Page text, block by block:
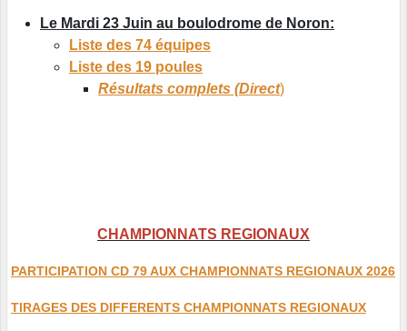
Le Mardi 23 Juin au boulodrome de Noron:
Liste des 74 équipes
Liste des 19 poules
Résultats complets (Direct)
CHAMPIONNATS REGIONAUX
PARTICIPATION CD 79 AUX CHAMPIONNATS REGIONAUX 2026
TIRAGES DES DIFFERENTS CHAMPIONNATS REGIONAUX